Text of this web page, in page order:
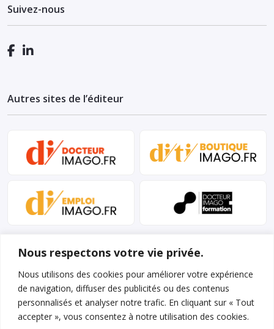
Nous respectons votre vie privée.
Nous utilisons des cookies pour améliorer votre expérience
de navigation, diffuser des publicités ou des contenus
personnalisés et analyser notre trafic. En cliquant sur « Tout
accepter », vous consentez à notre utilisation des cookies.
Suivez-nous
Autres sites de l’éditeur
Mentions légales et conditions d’utilisation